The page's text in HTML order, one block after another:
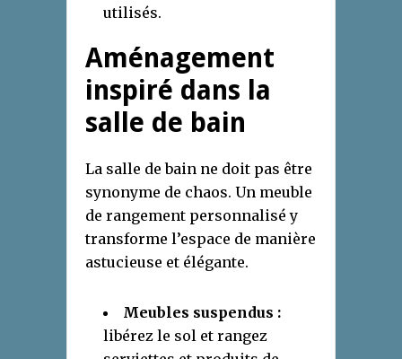
utilisés.
Aménagement
inspiré dans la
salle de bain
La salle de bain ne doit pas être
synonyme de chaos. Un meuble
de rangement personnalisé y
transforme l’espace de manière
astucieuse et élégante.
Meubles suspendus :
libérez le sol et rangez